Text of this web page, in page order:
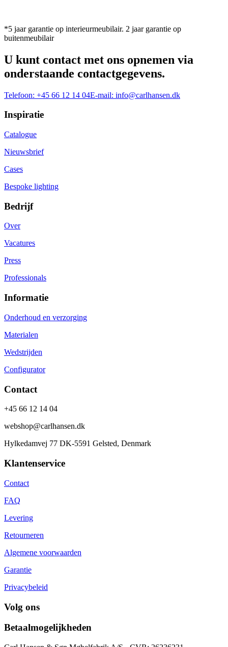
*5 jaar garantie op interieurmeubilair. 2 jaar garantie op
buitenmeubilair
U kunt contact met ons opnemen via
onderstaande contactgegevens.
Telefoon: +45 66 12 14 04E-mail: info@carlhansen.dk
Inspiratie
Catalogue
Nieuwsbrief
Cases
Bespoke lighting
Bedrijf
Over
Vacatures
Press
Professionals
Informatie
Onderhoud en verzorging
Materialen
Wedstrijden
Configurator
Contact
+45 66 12 14 04
webshop@carlhansen.dk
Hylkedamvej 77 DK-5591 Gelsted, Denmark
Klantenservice
Contact
FAQ
Levering
Retourneren
Algemene voorwaarden
Garantie
Privacybeleid
Volg ons
Betaalmogelijkheden